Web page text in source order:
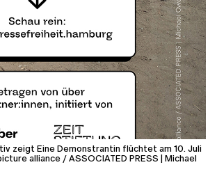
zeigt Eine Demonstrantin flüchtet am 10. Juli
alliance / ASSOCIATED PRESS | Michael